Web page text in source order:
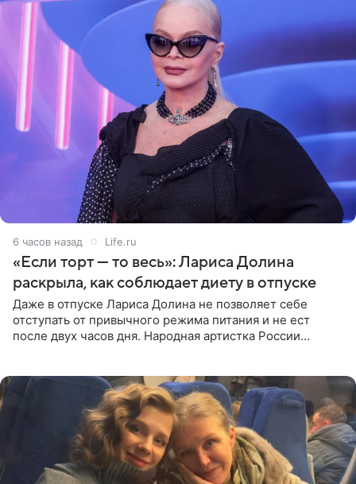
6 часов назад Life.ru
«Если торт — то весь»: Лариса Долина
раскрыла, как соблюдает диету в отпуске
Даже в отпуске Лариса Долина не позволяет себе
отступать от привычного режима питания и не ест
после двух часов дня. Народная артистка России